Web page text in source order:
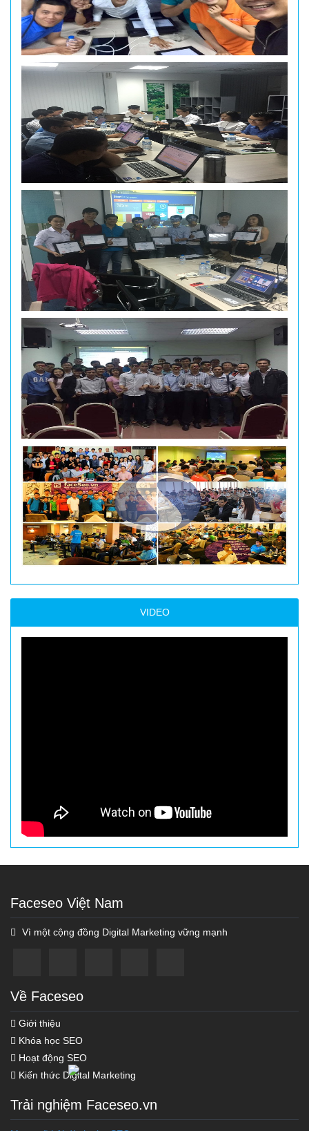
VIDEO
Faceseo Việt Nam
Vì một cộng đồng Digital Marketing vững mạnh
Về Faceseo
Giới thiệu
Khóa học SEO
Hoạt động SEO
Kiến thức Digital Marketing
Trải nghiệm Faceseo.vn